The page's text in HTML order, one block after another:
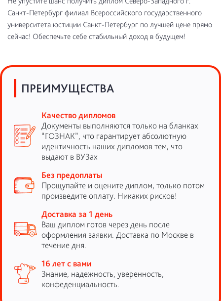
Санкт-Петербург филиал Всероссийского государственного
университета юстиции Санкт-Петербург по лучшей цене прямо
сейчас! Обеспечьте себе стабильный доход в будущем!
ПРЕИМУЩЕСТВА
Качество дипломов
Документы выполняются только на бланках
“ГОЗНАК”, что гарантирует абсолютную
идентичность наших дипломов тем, что
выдают в ВУЗах
Без предоплаты
Прощупайте и оцените диплом, только потом
произведите оплату. Никаких рисков!
Доставка за 1 день
Ваш диплом готов через день после
оформления заявки. Доставка по Москве в
течение дня.
16 лет с вами
Знание, надежность, уверенность,
конфеденциальность.